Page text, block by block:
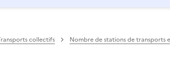
collectifs Nombre de stations de transports